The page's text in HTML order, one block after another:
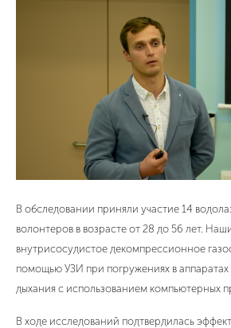
В обследовании приняли участие 14
волонтеров в возрасте от 28 до 56 лет.
внутрисосудистое декомпрессионное
помощью УЗИ при погружениях в аппаратах
дыхания с использованием компьютерных
В ходе исследований подтвердилась